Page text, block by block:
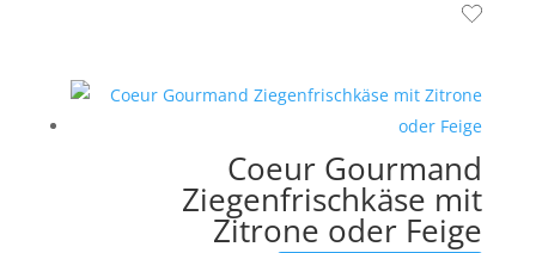
Coeur Gourmand
Ziegenfrischkäse mit
Zitrone oder Feige